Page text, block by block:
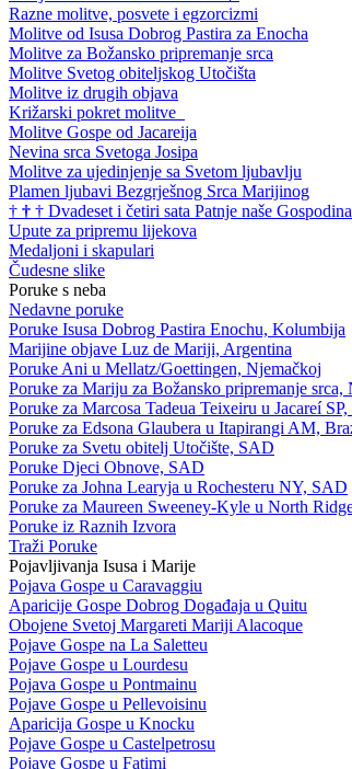
Razne molitve, posvete i egzorcizmi
Molitve od Isusa Dobrog Pastira za Enocha
Molitve za Božansko pripremanje srca
Molitve Svetog obiteljskog Utočišta
Molitve iz drugih objava
Križarski pokret molitve
Molitve Gospe od Jacareija
Nevina srca Svetoga Josipa
Molitve za ujedinjenje sa Svetom ljubavlju
Plamen ljubavi Bezgrješnog Srca Marijinog
† † † Dvadeset i četiri sata Patnje naše
Upute za pripremu lijekova
Medaljoni i skapulari
Čudesne slike
Poruke s neba
Nedavne poruke
Poruke Isusa Dobrog Pastira Enochu, Kolumbija
Marijine objave Luz de Mariji, Argentina
Poruke Ani u Mellatz/Goettingen, Njemačkoj
Poruke za Mariju za Božansko pripremanje srca,
Poruke za Marcosa Tadeua Teixeiru u Jacareí
Poruke za Edsona Glaubera u Itapirangi AM,
Poruke za Svetu obitelj Utočište, SAD
Poruke Djeci Obnove, SAD
Poruke za Johna Learyja u Rochesteru NY, SAD
Poruke za Maureen Sweeney-Kyle u North
Poruke iz Raznih Izvora
Traži Poruke
Pojavljivanja Isusa i Marije
Pojava Gospe u Caravaggiu
Aparicije Gospe Dobrog Događaja u Quitu
Obojene Svetoj Margareti Mariji Alacoque
Pojave Gospe na La Saletteu
Pojave Gospe u Lourdesu
Pojava Gospe u Pontmainu
Pojave Gospe u Pellevoisinu
Aparicija Gospe u Knocku
Pojave Gospe u Castelpetrosu
Pojave Gospe u Fatimi